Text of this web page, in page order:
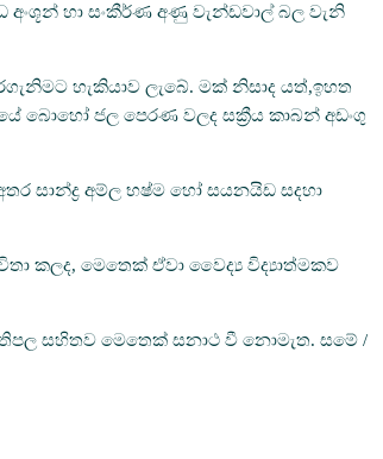
අංශූන් හා සංකීර්ණ අණු වැන්ඩවාල් බල වැනි
හැකියාව ලැබේ. මක් නිසාද යත්,ඉහත
බොහෝ ජල පෙරණ වලද සක්‍රීය කාබන් අඩංගු
සාන්ද්‍ර අම්ල භෂ්ම හෝ සයනයිඩ සදහා
කලද, මෙතෙක් ඒවා වෛද්‍ය විද්‍යාත්මකව
සහිතව මෙතෙක් සනාථ වී නොමැත. සමේ /